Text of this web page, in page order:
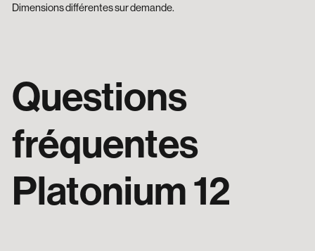
Dimensions différentes sur demande.
Questions
fréquentes
Platonium 12